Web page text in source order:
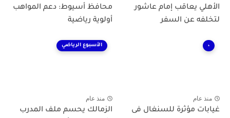
الأهلي يعاقب إمام عاشور
لتخلفه عن السفر
محافظ أسيوط: دعم المواهب
أولوية رياضية
،
منذ عام
غيابات مؤثرة للسنغال فى
الأسبوع الرياضي
منذ عام
الزمالك يحسم ملف المدرب